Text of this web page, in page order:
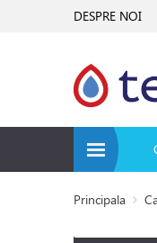
DESPRE NOI
Principala